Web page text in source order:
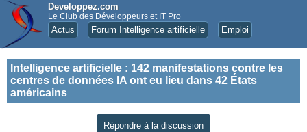
Developpez.com
Le Club des Développeurs et IT Pro
Actus Forum Intelligence artificielle Emploi
Intelligence artificielle : 142 manifestations contre les
centres de données IA ont eu lieu dans 42 États
américains
Répondre à la discussion